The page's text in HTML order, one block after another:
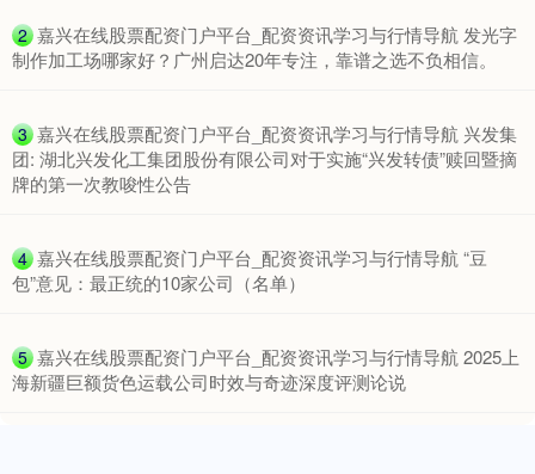
2 ​嘉兴在线股票配资门户平台_配资资讯学习与行情导航 发光字
制作加工场哪家好？广州启达20年专注，靠谱之选不负相信。
3 ​嘉兴在线股票配资门户平台_配资资讯学习与行情导航 兴发集
团: 湖北兴发化工集团股份有限公司对于实施“兴发转债”赎回暨摘
牌的第一次教唆性公告
4 ​嘉兴在线股票配资门户平台_配资资讯学习与行情导航 “豆
包”意见：最正统的10家公司（名单）
5 ​嘉兴在线股票配资门户平台_配资资讯学习与行情导航 2025上
海新疆巨额货色运载公司时效与奇迹深度评测论说